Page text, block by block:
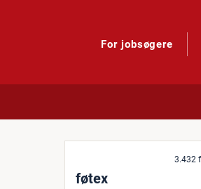
For jobsøgere
forløb i 3.432
føtex